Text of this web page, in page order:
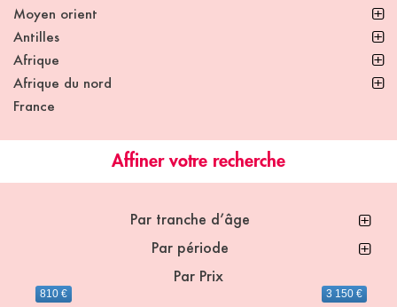
Moyen orient
Antilles
Afrique
Afrique du nord
France
Affiner votre recherche
Par tranche d’âge
Par période
Par Prix
810 € 3 150 €